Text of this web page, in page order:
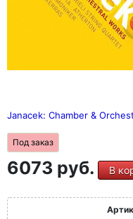
Janacek: Chamber &
Под заказ
6073 руб. В